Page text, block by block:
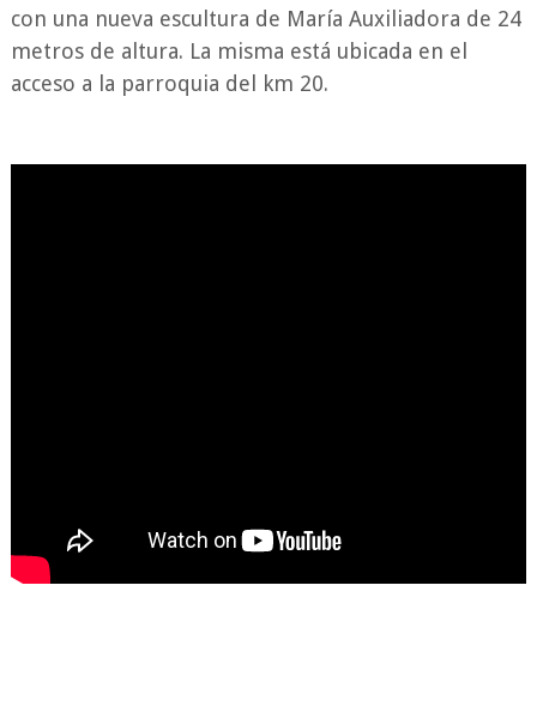
con una nueva escultura de María Auxiliadora de 24
metros de altura. La misma está ubicada en el
acceso a la parroquia del km 20.